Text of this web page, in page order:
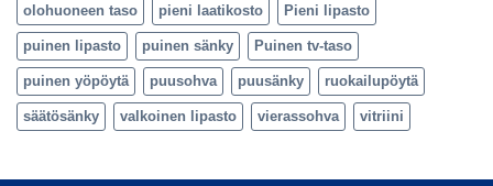
olohuoneen taso pieni laatikosto Pieni lipasto
puinen lipasto puinen sänky Puinen tv-taso
puinen yöpöytä puusohva puusänky ruokailupöytä
säätösänky valkoinen lipasto vierassohva vitriini